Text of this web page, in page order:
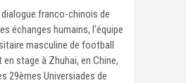
dialogue franco-chinois de
échanges humains, l'équipe
masculine de football
stage à Zhuhai, en Chine,
29èmes Universiades de